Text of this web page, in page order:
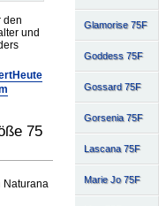
Glamorise 75F
Goddess 75F
Gossard 75F
Gorsenia 75F
Lascana 75F
Marie Jo 75F
den
und
Heute
75
Naturana